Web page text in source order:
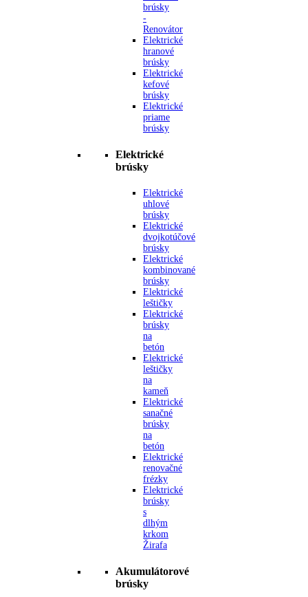
brúsky
-
Renovátor
Elektrické
hranové
brúsky
Elektrické
kefové
brúsky
Elektrické
priame
brúsky
Elektrické
brúsky
Elektrické
uhlové
brúsky
Elektrické
dvojkotúčové
brúsky
Elektrické
kombinované
brúsky
Elektrické
leštičky
Elektrické
brúsky
na
betón
Elektrické
leštičky
na
kameň
Elektrické
sanačné
brúsky
na
betón
Elektrické
renovačné
frézky
Elektrické
brúsky
s
dlhým
krkom
Žirafa
Akumulátorové
brúsky